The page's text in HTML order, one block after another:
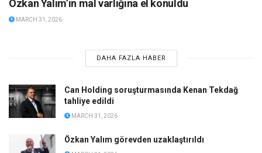
Özkan Yalım’ın mal varlığına el konuldu
MARCH 31, 2026
DAHA FAZLA HABER
Can Holding soruşturmasında Kenan Tekdağ
tahliye edildi
MARCH 31, 2026
Özkan Yalım görevden uzaklaştırıldı